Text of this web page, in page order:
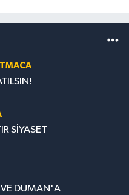
SİYASET
DUMAN'A